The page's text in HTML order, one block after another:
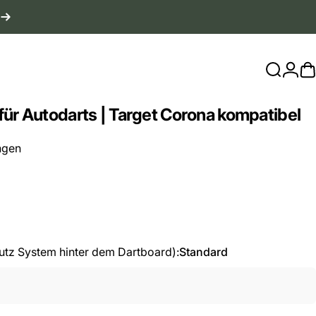
Suche
Autodarts TargetCoronakompatibel
System hinter dem Dartboard):Standard